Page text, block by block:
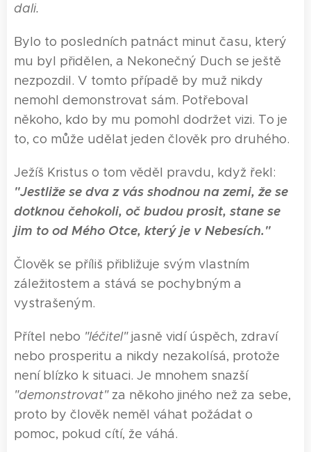
dali.
Bylo to posledních patnáct minut času, který
mu byl přidělen, a Nekonečný Duch se ještě
nezpozdil. V tomto případě by muž nikdy
nemohl demonstrovat sám. Potřeboval
někoho, kdo by mu pomohl dodržet vizi. To je
to, co může udělat jeden člověk pro druhého.
Ježíš Kristus o tom věděl pravdu, když řekl:
"Jestliže se dva z vás shodnou na zemi, že se
dotknou čehokoli, oč budou prosit, stane se
jim to od Mého Otce, který je v Nebesích."
Člověk se příliš přibližuje svým vlastním
záležitostem a stává se pochybným a
vystrašeným.
Přítel nebo "léčitel"jasně vidí úspěch, zdraví
nebo prosperitu a nikdy nezakolísá, protože
není blízko k situaci. Je mnohem snazší
"demonstrovat"za někoho jiného než za sebe,
proto by člověk neměl váhat požádat o
pomoc, pokud cítí, že váhá.